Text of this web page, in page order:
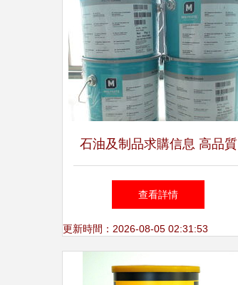
石油及制品求購信息 高品質
潤滑脂采購指引與市場洞察
查看詳情
更新時間：2026-08-05 02:31:53